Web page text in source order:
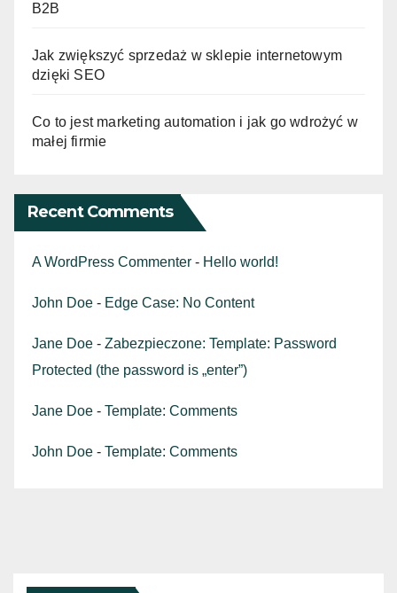
B2B
Jak zwiększyć sprzedaż w sklepie internetowym
dzięki SEO
Co to jest marketing automation i jak go wdrożyć w
małej firmie
Recent Comments
A WordPress Commenter - Hello world!
John Doe - Edge Case: No Content
Jane Doe - Zabezpieczone: Template: Password
Protected (the password is „enter”)
Jane Doe - Template: Comments
John Doe - Template: Comments